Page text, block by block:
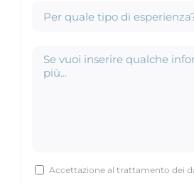
Accettazione al trattamento dei